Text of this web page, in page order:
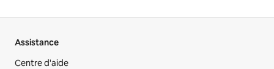
Assistance
Centre d'aide